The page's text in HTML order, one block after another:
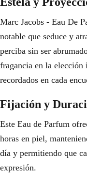
Marc Jacobs - Eau De
notable que seduce y
perciba sin ser
fragancia en la elección
recordados en cada
Fijación y
Este Eau de Parfum
horas en piel,
día y permitiendo que
expresión.